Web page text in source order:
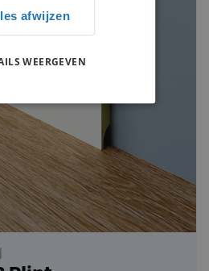
afwijzen
WEERGEVEN